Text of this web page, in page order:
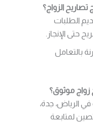
الطلبات
حتى الإنجاز.
بالتعامل
الرياض، جدة،
لمتابعة